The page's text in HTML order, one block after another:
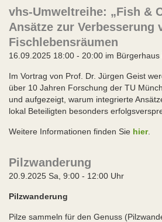
vhs-Umweltreihe: „Fish &
Ansätze zur Verbesserung
Fischlebensräumen
16.09.2025 18:00 - 20:00 im Bürgerhaus
Im Vortrag von Prof. Dr. Jürgen Geist
über 10 Jahren Forschung der TU
und aufgezeigt, warum integrierte
lokal Beteiligten besonders
Weitere Informationen finden Sie hier.
Pilzwanderung
20.9.2025 Sa, 9:00 - 12:00 Uhr
Pilzwanderung
Pilze sammeln für den Genuss